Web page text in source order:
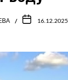
16.12.2025